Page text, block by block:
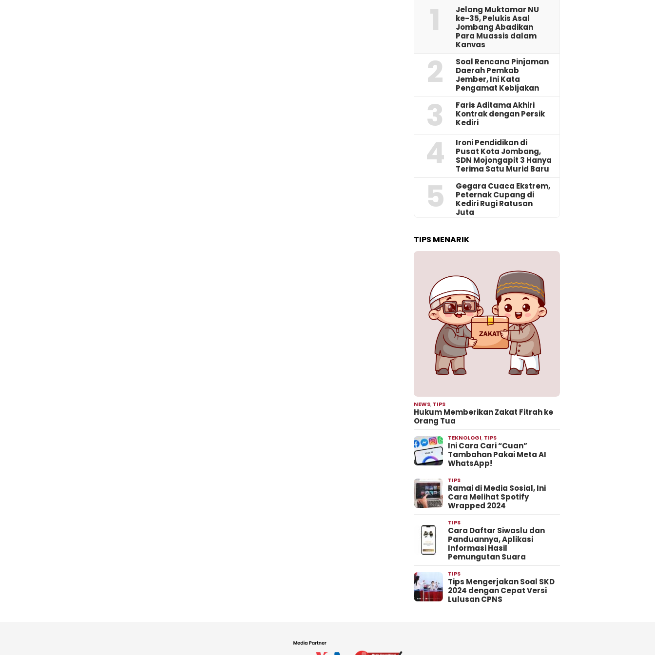
1
Jelang Muktamar NU
ke-35, Pelukis Asal
Jombang Abadikan
Para Muassis dalam
Kanvas
2
‎Soal Rencana Pinjaman
Daerah Pemkab
Jember, Ini Kata
Pengamat Kebijakan ‎
3
Faris Aditama Akhiri
Kontrak dengan Persik
Kediri
4
Ironi Pendidikan di
Pusat Kota Jombang,
SDN Mojongapit 3 Hanya
Terima Satu Murid Baru
5
‎Gegara Cuaca Ekstrem,
Peternak Cupang di
Kediri Rugi Ratusan
Juta
TIPS MENARIK
NEWS, TIPS
Hukum Memberikan Zakat Fitrah ke
Orang Tua
TEKNOLOGI, TIPS
Ini Cara Cari “Cuan”
Tambahan Pakai Meta AI
WhatsApp!
TIPS
Ramai di Media Sosial, Ini
Cara Melihat Spotify
Wrapped 2024
TIPS
Cara Daftar Siwaslu dan
Panduannya, Aplikasi
Informasi Hasil
Pemungutan Suara
TIPS
Tips Mengerjakan Soal SKD
2024 dengan Cepat Versi
Lulusan CPNS